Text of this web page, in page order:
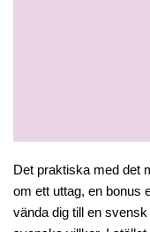
Det praktiska med det
om ett uttag, en bonus
vända dig till en